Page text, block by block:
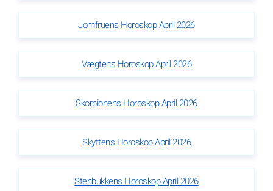
Jomfruens Horoskop April 2026
Vægtens Horoskop April 2026
Skorpionens Horoskop April 2026
Skyttens Horoskop April 2026
Stenbukkens Horoskop April 2026